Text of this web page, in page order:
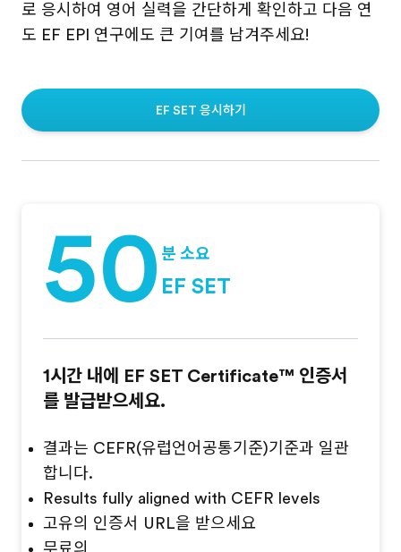
로 응시하여 영어 실력을 간단하게 확인하고 다음 연
도 EF EPI 연구에도 큰 기여를 남겨주세요!
EF SET 응시하기
50 분 소요
EF SET
1시간 내에 EF SET Certificate™ 인증서
를 발급받으세요.
결과는 CEFR(유럽언어공통기준)기준과 일관
합니다.
Results fully aligned with CEFR levels
고유의 인증서 URL을 받으세요
무료의